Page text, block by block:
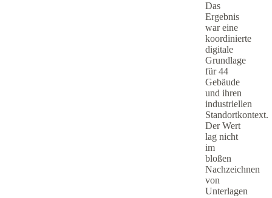
Das
Ergebnis
war eine
koordinierte
digitale
Grundlage
für 44
Gebäude
und ihren
industriellen
Standortkontext.
Der Wert
lag nicht
im
bloßen
Nachzeichnen
von
Unterlagen